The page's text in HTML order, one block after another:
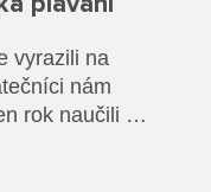
vyrazili na
nám
rok naučili a